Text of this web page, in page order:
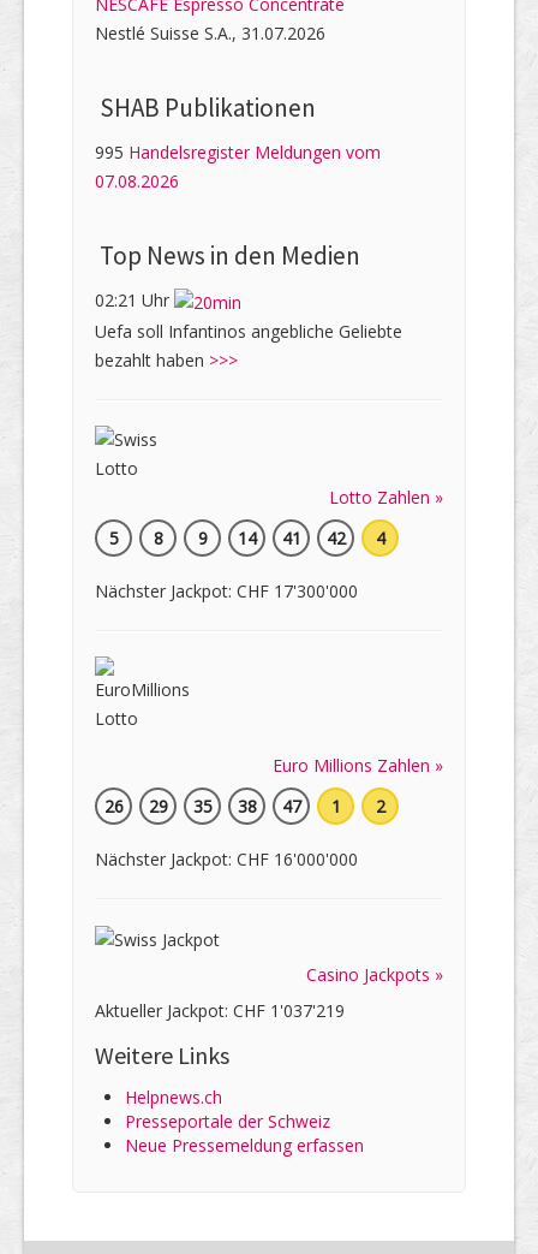
NESCAFÉ Espresso Concentrate
Nestlé Suisse S.A., 31.07.2026
SHAB Publi­kati­onen
995 Handelsregister Meldungen vom
07.08.2026
Top News in den Medien
02:21 Uhr
Uefa soll Infantinos angebliche Geliebte
bezahlt haben >>>
Lotto Zahlen »
5
8 9 14 41 42 4
Nächster Jackpot: CHF 17'300'000
Euro Millions Zahlen »
26
29 35 38 47 1 2
Nächster Jackpot: CHF 16'000'000
Casino Jackpots »
Aktueller Jackpot: CHF 1'037'219
Weitere Links
Helpnews.ch
Presseportale der Schweiz
Neue Pressemeldung erfassen